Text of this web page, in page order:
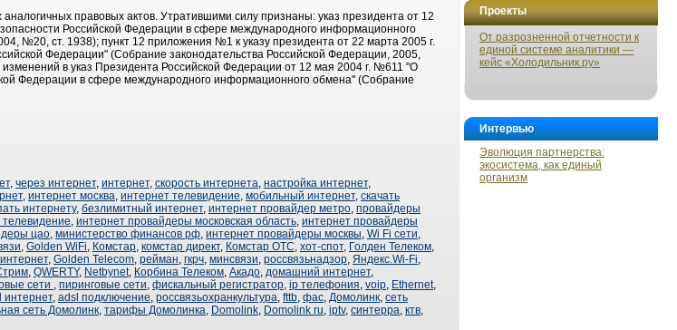
Проекты
От разрозненной отчетности к
единой системе аналитики —
кейс «Холодильник.ру»
Интервью
Эволюция партнерства:
экосистема, как единый
организм
аналогичных правовых актов. Утратившими силу признаны: указ президента от 12
Российской Федерации в сфере международного информационного
№20, ст. 1938); пункт 12 приложения №1 к указу президента от 22 марта 2005 г.
Федерации" (Собрание законодательства Российской Федерации, 2005,
в указ Президента Российской Федерации от 12 мая 2004 г. №611 "О
Федерации в сфере международного информационного обмена" (Собрание
, через интернет, интернет, скорость интернета, настройка интернет,
, интернет москва, интернет телевидение, мобильный интернет, скачать
интернету, безлимитный интернет, интернет провайдер метро, провайдеры
, интернет провайдеры московская область, интернет провайдеры
цао, министерство финансов рф, интернет провайдеры москвы, Wi Fi сети,
, Golden WiFi, Комстар, комстар директ, Комстар ОТС, хот-спот, Голден Телеком,
, Golden Telecom, рейман, гкрч, минсвязи, россвязьнадзор, Яндекс.Wi-Fi,
, QWERTY, Netbynet, Корбина Телеком, Акадо, домашний интернет,
сети , пиринговые сети, фискальный регистратор, ip телефония, voip, Ethernet,
интернет, adsl подключение, россвязьохранкультура, fttb, фас, Домолинк, сеть
сеть Домолинк, тарифы Домолинка, Domolink, Domolink ru, iptv, синтерра, ктв,